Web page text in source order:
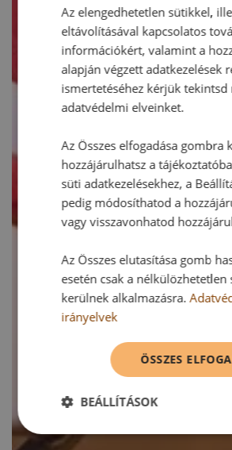
Az elengedhetetlen sütikkel,
eltávolításával kapcsolatos
információkért, valamint a
alapján végzett adatkezelések
ismertetéséhez kérjük tekintsd
adatvédelmi elveinket.
Az Összes elfogadása gombra
hozzájárulhatsz a
süti adatkezelésekhez, a
pedig módosíthatod a
vagy visszavonhatod
Az Összes elutasítása gomb
esetén csak a nélkülözhetetlen
kerülnek alkalmazásra.
irányelvek
ÖSSZES
BEÁLLÍTÁSOK